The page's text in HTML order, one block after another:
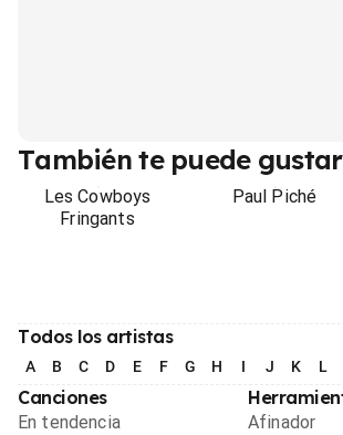
También te puede gustar
Les Cowboys
Fringants
Paul Piché
Todos los artistas
A B C D E F G H I J K L
Canciones
En tendencia
Afinador